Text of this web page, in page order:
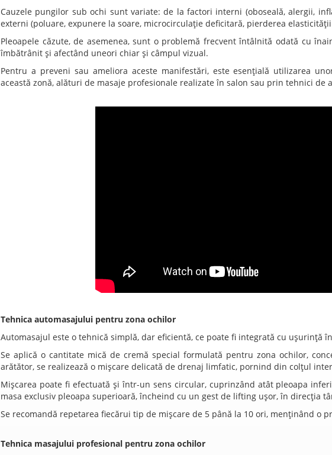
Cauzele pungilor sub ochi sunt variate: de la factori interni (oboseală, alergii,
externi (poluare, expunere la soare, microcirculație deficitară, pierderea
Pleoapele căzute, de asemenea, sunt o problemă frecvent întâlnită odată cu
îmbătrânit și afectând uneori chiar și câmpul vizual.
Pentru a preveni sau ameliora aceste manifestări, este esențială utilizarea
această zonă, alături de masaje profesionale realizate în salon sau prin tehnici de
Tehnica automasajului pentru zona ochilor
Automasajul este o tehnică simplă, dar eficientă, ce poate fi integrată cu ușurință
Se aplică o cantitate mică de cremă special formulată pentru zona ochilor,
arătător, se realizează o mișcare delicată de drenaj limfatic, pornind din colțul
Mișcarea poate fi efectuată și într-un sens circular, cuprinzând atât pleoapa
masa exclusiv pleoapa superioară, încheind cu un gest de lifting ușor, în direcția
Se recomandă repetarea fiecărui tip de mișcare de 5 până la 10 ori, menținând o
Tehnica masajului profesional pentru zona ochilor